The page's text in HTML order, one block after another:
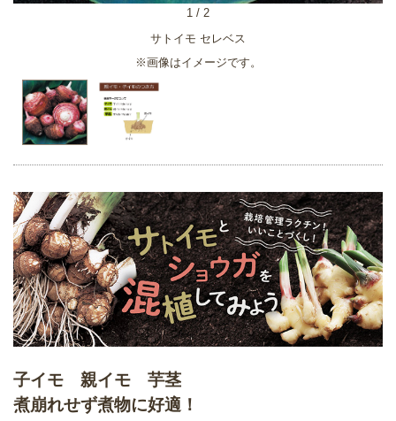
サトイモ セレベス
※画像はイメージです。
1 / 2
子イモ 親イモ 芋茎
煮崩れせず煮物に好適！